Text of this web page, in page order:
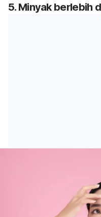
5. Minyak berlebih